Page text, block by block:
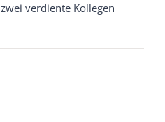
verdiente Kollegen